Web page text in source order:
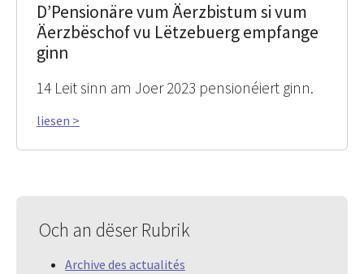
D’Pensionäre vum Äerzbistum si vum
Äerzbëschof vu Lëtzebuerg empfange
ginn
14 Leit sinn am Joer 2023 pensionéiert ginn.
liesen >
Och an dëser Rubrik
Archive des actualités